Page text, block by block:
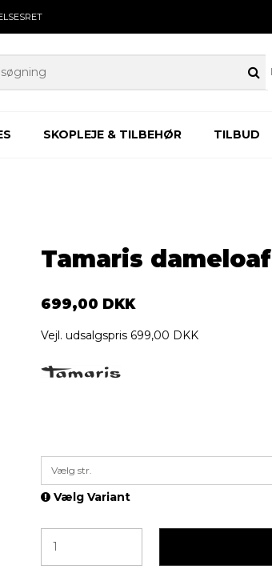
SKOPLEJE & TILBEHØR TILBUD
Tamaris
699,00 DKK
Vejl. udsalgspris 699,00 DKK
Vælg str.
Vælg Variant